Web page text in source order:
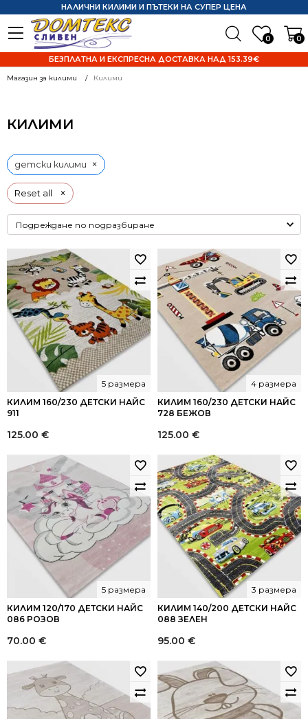
0 0
НАЛИЧНИ КИЛИМИ И ПЪТЕКИ НА СУПЕР ЦЕНА
БЕЗПЛАТНА И ЕКСПРЕСНА ДОСТАВКА НАД 153.39€
Магазин за килими Килими
КИЛИМИ
Reset all ×
детски килими ×
КИЛИМ 160/230 ДЕТСКИ НАЙС
911
5 размера
125.00 €
КИЛИМ 160/230 ДЕТСКИ НАЙС
728 БЕЖОВ
4 размера
125.00 €
КИЛИМ 120/170 ДЕТСКИ НАЙС
086 РОЗОВ
5 размера
70.00 €
КИЛИМ 140/200 ДЕТСКИ НАЙС
088 ЗЕЛЕН
3 размера
95.00 €